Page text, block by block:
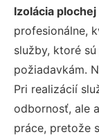
Izolácia
profesionálne,
služby, ktoré
požiadavkám.
Pri realizácií
odbornosť, ale
práce, pretože